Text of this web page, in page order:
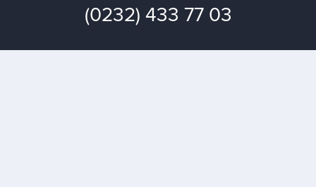
(0232) 433 77 03